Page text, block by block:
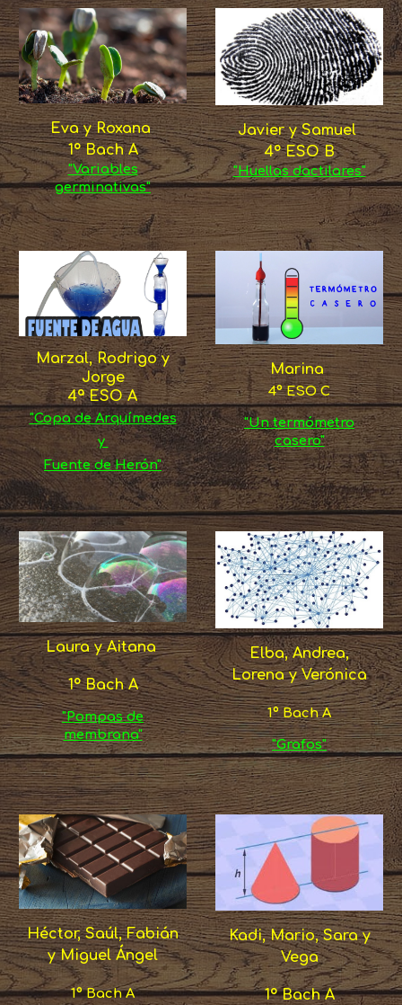
Eva y Roxana
1º Bach A
"Variables
germinativas"
Javier y Samuel
4º ESO B
"Huellas dactilares"
Marzal, Rodrigo y
Jorge
4ª ESO A
"Copa de Arquímedes
y
Fuente de Herón"
Marina
4º ESO C
"Un termómetro
casero"
Laura y Aitana
1º Bach A
"Pompas de
membrana"
Elba, Andrea,
Lorena y Verónica
1º Bach A
"Grafos"
Héctor, Saúl, Fabián
y Miguel Ángel
1º Bach A
Kadi, Mario, Sara y
Vega
1º Bach A